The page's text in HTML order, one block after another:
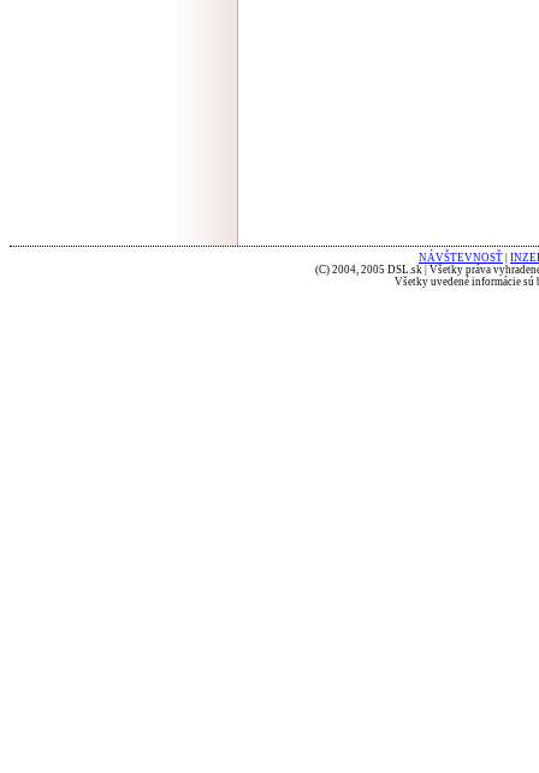
NÁVŠTEVNOSŤ
(C) 2004, 2005 DSL.sk | Všetky práva
Všetky uvedené informácie sú